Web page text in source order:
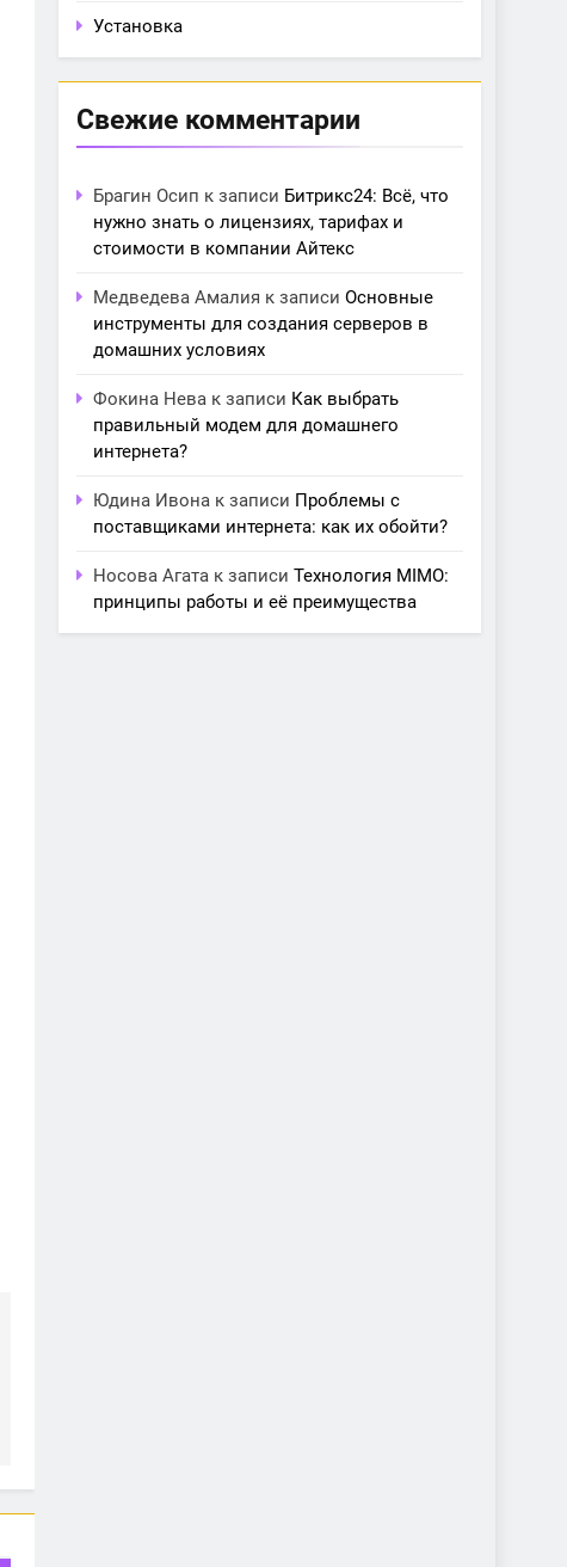
Установка
Свежие комментарии
Брагин Осип к записи Битрикс24: Всё, что
нужно знать о лицензиях, тарифах и
стоимости в компании Айтекс
Медведева Амалия к записи Основные
инструменты для создания серверов в
домашних условиях
Фокина Нева к записи Как выбрать
правильный модем для домашнего
интернета?
Юдина Ивона к записи Проблемы с
поставщиками интернета: как их обойти?
Носова Агата к записи Технология MIMO:
принципы работы и её преимущества